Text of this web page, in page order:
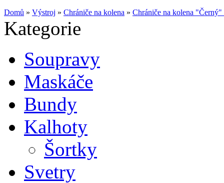
Domů » Výstroj » Chrániče na kolena » Chrániče na kolena
Kategorie
Soupravy
Maskáče
Bundy
Kalhoty
Šortky
Svetry